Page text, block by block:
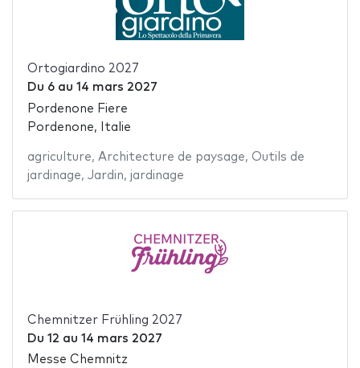
Ortogiardino 2027
Du 6au 14 mars 2027
Pordenone Fiere
Pordenone, Italie
agriculture, Architecture de paysage, Outils de
jardinage, Jardin, jardinage
Chemnitzer Frühling 2027
Du 12 au 14 mars 2027
Messe Chemnitz